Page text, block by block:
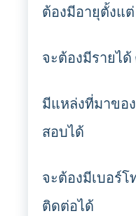
ต้องมีอายุตั้งแต่
จะต้องมีรายได้
มีแหล่งที่มาขอ
สอบได้
จะต้องมีเบอร์
ติดต่อได้